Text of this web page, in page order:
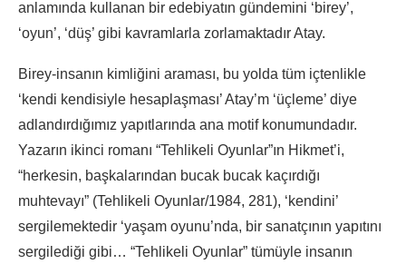
anlamında kullanan bir edebiyatın gündemini ‘birey’,
‘oyun’, ‘düş’ gibi kavramlarla zorlamaktadır Atay.
Birey-insanın kimliğini araması, bu yolda tüm içtenlikle
‘kendi kendisiyle hesaplaşması’ Atay’m ‘üçleme’ diye
adlandırdığımız yapıtlarında ana motif konumundadır.
Yazarın ikinci romanı “Tehlikeli Oyunlar”ın Hikmet’i,
“herkesin, başkalarından bucak bucak kaçırdığı
muhtevayı” (Tehlikeli Oyunlar/1984, 281), ‘kendini’
sergilemektedir ‘yaşam oyunu’nda, bir sanatçının yapıtını
sergilediği gibi… “Tehlikeli Oyunlar” tümüyle insanın